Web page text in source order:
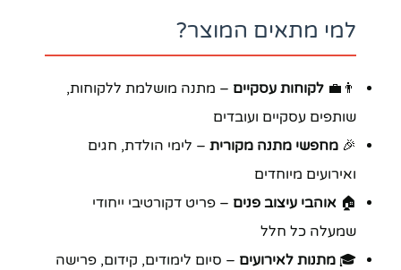
למי מתאים המוצר?
👨‍💼 לקוחות עסקיים – מתנה מושלמת ללקוחות,
שותפים עסקיים ועובדים
🎉 מחפשי מתנה מקורית – לימי הולדת, חגים
ואירועים מיוחדים
🏠 אוהבי עיצוב פנים – פריט דקורטיבי ייחודי
שמעלה כל חלל
🎓 מתנות לאירועים – סיום לימודים, קידום, פרישה